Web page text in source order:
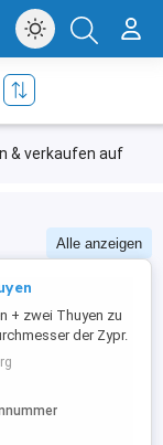
& verkaufen auf
Alle anzeigen
+ zwei Thuyen zu
der Zypr.
Bedingung: Die
gefällt
Abholz muss
Fällung erst nach